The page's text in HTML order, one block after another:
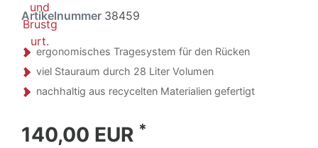
Artikelnummer 38459
ergonomisches Tragesystem für den Rücken
viel Stauraum durch 28 Liter Volumen
nachhaltig aus recycelten Materialien gefertigt
140,00 EUR *